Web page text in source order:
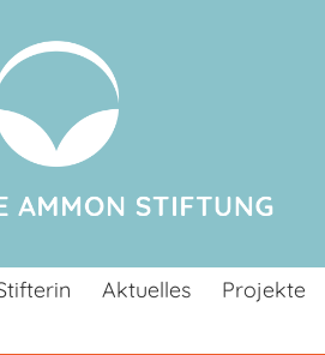
Aktuelles
Projekte